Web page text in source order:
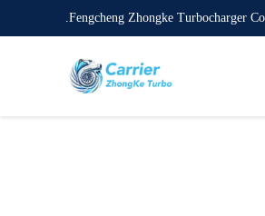
Fengcheng Zhongke Turbocharger